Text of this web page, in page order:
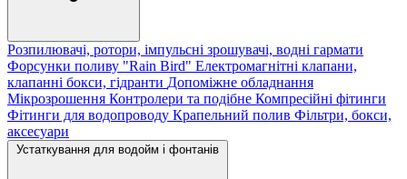
Розпилювачі, ротори, імпульсні зрошувачі, водні гармати
Форсунки поливу "Rain Bird" Електромагнітні клапани,
клапанні бокси, гідранти Допоміжне обладнання
Мікрозрошення Контролери та подібне Компресійні фітинги
Фітинги для водопроводу Крапельний полив Фільтри, бокси,
аксесуари
Устаткування для водойм і фонтанів